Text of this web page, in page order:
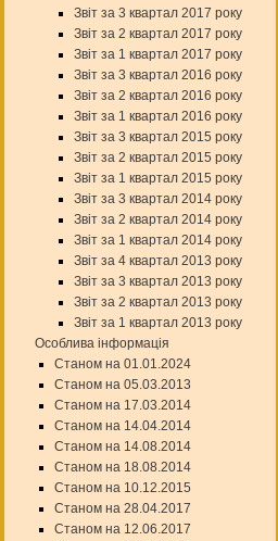
Звіт за 3 квартал 2017 року
Звіт за 2 квартал 2017 року
Звіт за 1 квартал 2017 року
Звіт за 3 квартал 2016 року
Звіт за 2 квартал 2016 року
Звіт за 1 квартал 2016 року
Звіт за 3 квартал 2015 року
Звіт за 2 квартал 2015 року
Звіт за 1 квартал 2015 року
Звіт за 3 квартал 2014 року
Звіт за 2 квартал 2014 року
Звіт за 1 квартал 2014 року
Звіт за 4 квартал 2013 року
Звіт за 3 квартал 2013 року
Звіт за 2 квартал 2013 року
Звіт за 1 квартал 2013 року
Особлива інформація
Станом на 01.01.2024
Станом на 05.03.2013
Станом на 17.03.2014
Станом на 14.04.2014
Станом на 14.08.2014
Станом на 18.08.2014
Станом на 10.12.2015
Станом на 28.04.2017
Станом на 12.06.2017